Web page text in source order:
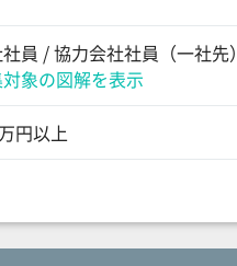
員 / 協力会社社員（一社先
象の図解を表示
円以上